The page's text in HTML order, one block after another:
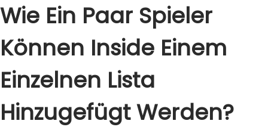
Wie Ein Paar Spieler
Können Inside Einem
Einzelnen Lista
Hinzugefügt Werden?